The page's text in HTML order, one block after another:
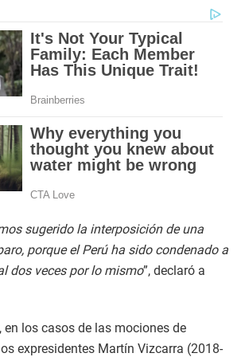
sugerido la interposición de una
porque el Perú ha sido condenado a
dos veces por lo mismo”, declaró a
en los casos de las mociones de
expresidentes Martín Vizcarra (2018-